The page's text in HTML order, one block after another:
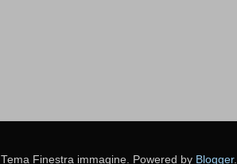
Tema Finestra immagine. Powered by Blogger.